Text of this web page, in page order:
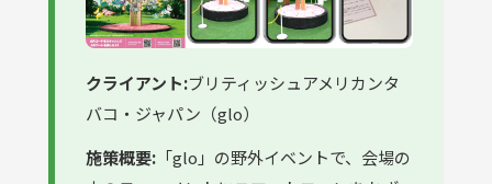
クライアント:ブリティッシュアメリカンタ
バコ・ジャパン（glo）
施策概要: 「glo」の野外イベントで、会場の